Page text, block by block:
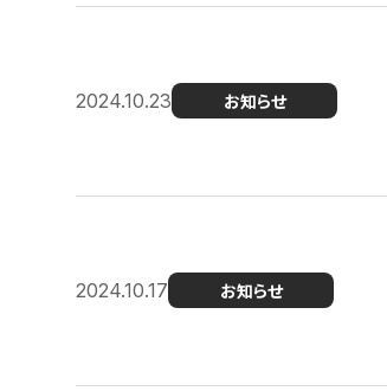
2024.10.23 お知らせ
2024.10.17 お知らせ